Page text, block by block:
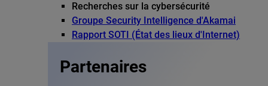
Recherches sur la cybersécurité
Groupe Security Intelligence d'Akamai
Rapport SOTI (État des lieux d'Internet)
Partenaires